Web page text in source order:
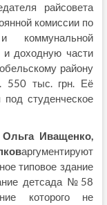
райсовета
комиссии по
коммунальной
и доходную части
району
550 тыс. грн. Её
студенческое
Ольга Иващенко,
аргументируют
типовое здание
детсада №58
которого не